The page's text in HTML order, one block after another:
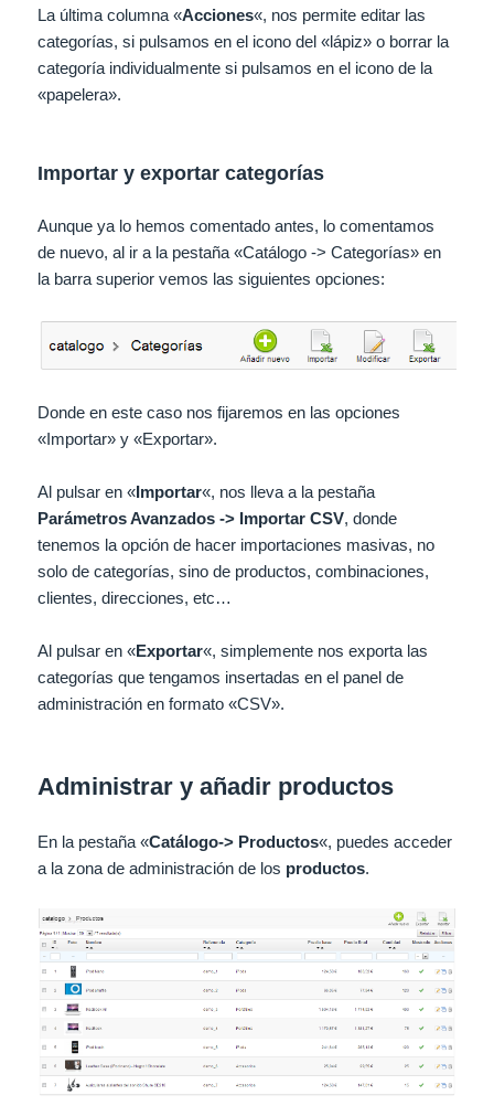
La última columna «Acciones«, nos permite editar las
categorías, si pulsamos en el icono del «lápiz» o borrar la
categoría individualmente si pulsamos en el icono de la
«papelera».
Importar y exportar categorías
Aunque ya lo hemos comentado antes, lo comentamos
de nuevo, al ir a la pestaña «Catálogo -> Categorías» en
la barra superior vemos las siguientes opciones:
Donde en este caso nos fijaremos en las opciones
«Importar» y «Exportar».
Al pulsar en «Importar«, nos lleva a la pestaña
Parámetros Avanzados -> Importar CSV, donde
tenemos la opción de hacer importaciones masivas, no
solo de categorías, sino de productos, combinaciones,
clientes, direcciones, etc…
Al pulsar en «Exportar«, simplemente nos exporta las
categorías que tengamos insertadas en el panel de
administración en formato «CSV».
Administrar y añadir productos
En la pestaña «Catálogo-> Productos«, puedes acceder
a la zona de administración de los productos.